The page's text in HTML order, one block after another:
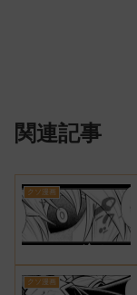
関連記事
クソ漫画
クソ漫画